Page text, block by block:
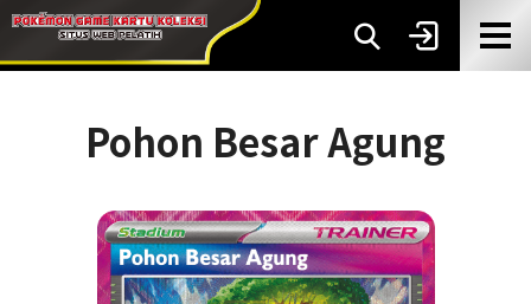
Pohon Besar Agung‌